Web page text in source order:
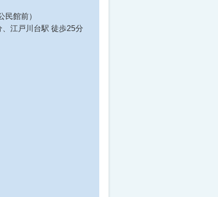
初石公民館前）
江戸川台駅 徒歩25分